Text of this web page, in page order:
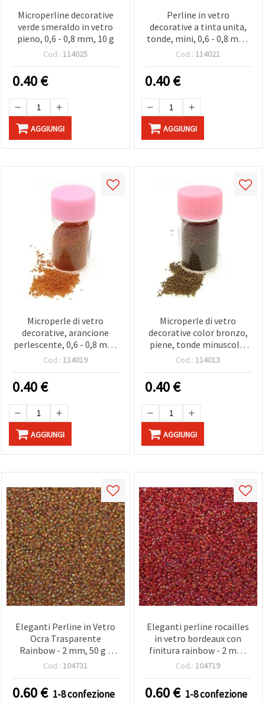
Microperline decorative
verde smeraldo in vetro
pieno, 0,6 - 0,8 mm, 10 g
Cod.: 114025
0.40€
AGGIUNGI
Perline in vetro
decorative a tinta unita,
tonde, mini, 0,6 - 0,8 mm,
colore 23 - 10 g
Cod.: 114021
0.40€
AGGIUNGI
Microperle di vetro
decorative, arancione
perlescente, 0,6 - 0,8 mm,
10 g - Ideali, e progetti
Cod.: 114019
0.40€
AGGIUNGI
Microperle di vetro
decorative color bronzo,
piene, tonde minuscole,
0,6-0,8 mm - 10 g
Cod.: 114013
0.40€
AGGIUNGI
Eleganti Perline in Vetro
Ocra Trasparente
Rainbow - 2 mm, 50 g -
Perfette, Collane e
Cod.: 104731
0.60€ 1-8 confezione
Eleganti perline rocailles
in vetro bordeaux con
finitura rainbow - 2 mm,
50 g, ricamo e tessitura
Cod.: 104719
0.60€ 1-8 confezione